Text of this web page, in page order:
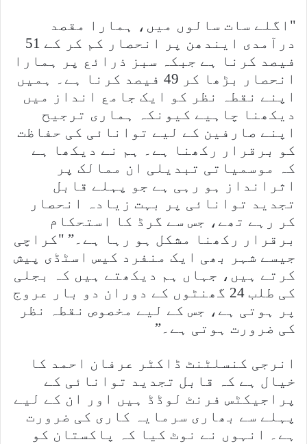
"اگلے سات سالوں میں، ہمارا مقصد
درآمدی ایندھن پر انحصار کم کر کے 51
فیصد کرنا ہے جبکہ سبز ذرائع پر ہمارا
انحصار بڑھا کر 49 فیصد کرنا ہے۔ ہمیں
اپنے نقطہ نظر کو ایک جامع انداز میں
دیکھنا چاہیے کیونکہ ہماری ترجیح
اپنے صارفین کے لیے توانائی کی حفاظت
کو برقرار رکھنا ہے۔ ہم نے دیکھا ہے
کہ موسمیاتی تبدیلی ان ممالک پر
اثرانداز ہو رہی ہے جو پہلے قابل
تجدید توانائی پر بہت زیادہ انحصار
کر رہے تھے، جس سے گرڈ کا استحکام
برقرار رکھنا مشکل ہو رہا ہے۔” "کراچی
جیسے شہر بھی ایک منفرد کیس اسٹڈی پیش
کرتے ہیں، جہاں ہم دیکھتے ہیں کہ بجلی
کی طلب 24 گھنٹوں کے دوران دو بار عروج
پر ہوتی ہے، جس کے لیے مخصوص نقطہ نظر
کی ضرورت ہوتی ہے۔”
انرجی کنسلٹنٹ ڈاکٹر عرفان احمد کا
خیال ہے کہ قابل تجدید توانائی کے
پراجیکٹس فرنٹ لوڈڈ ہیں اور ان کے لیے
پہلے سے بھاری سرمایہ کاری کی ضرورت
ہے۔ انہوں نے نوٹ کیا کہ پاکستان کو